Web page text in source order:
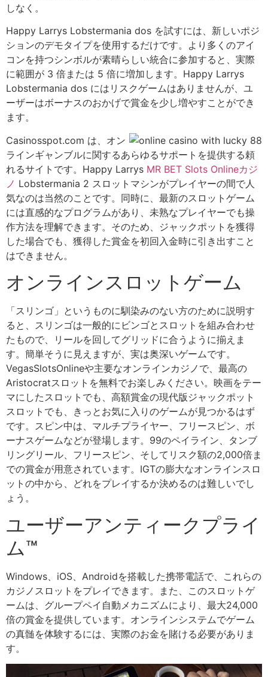
しなく。
Happy Larrys Lobstermania dos を試すには、新しいポジ
ションのデモタイプを使用するだけです。より多くのアイ
コンを持つシンボルが素晴らしい統合に参加すると、実際
に範囲が 3 倍または 5 倍に増加します。Happy Larrys
Lobstermania dos にはリスクゲームはありませんが、ユ
ーザーはボーナスのおかげで賞金を少し増やすことができ
ます。
Casinosspot.com は、オン
ラインギャンブルに関するあらゆるサポートを提供する頼
れるサイトです。Happy Larrys MR BET Slots Onlineカジ
ノ Lobstermania 2 スロットマシンがプレイヤーの間で人
気なのは当然のことです。同時に、最新のスロットゲーム
には直感的なプログラムがあり、未熟なプレイヤーでも操
作方法を理解できます。そのため、ジャックポットを獲得
した場合でも、獲得した賞金を初回入金時に引き出すこと
はできません。
オンラインスロットゲーム
「スリンゴ」というものに馴染みのない方のために説明す
ると、スリンゴは一般的にビンゴとスロットを組み合わせ
たもので、リールを回してグリッドに合うように揃えま
す。簡単そうに見えますが、実は奥深いゲームです。
VegasSlotsOnlineや主要なオンラインカジノで、最高の
Aristocratスロットを無料でお楽しみください。映画をテー
マにしたスロットでも、高額賞金の現代版ジャックポット
スロットでも、きっとお気に入りのゲームが見つかるはず
です。スピン中は、マルチプライヤー、フリースピン、ボ
ーナスゲームなどが登場します。99のペイライン、タンブ
リングリール、フリースピン、そしてリスク額の2,000倍ま
での賞金が用意されています。IGTの膨大なオンラインスロ
ットの中から、どれをプレイするか決めるのは難しいでし
ょう。
ユーザーアンティークプライ
ム™
Windows、iOS、Androidを搭載した携帯電話で、これらの
カジノスロットをプレイできます。また、このスロットゲ
ームは、グループペイ自動メカニズムにより、最大24,000
倍の賞金を提供しています。オンラインシステムでゲーム
の真髄を体験するには、実際のお金を賭ける必要がありま
す。